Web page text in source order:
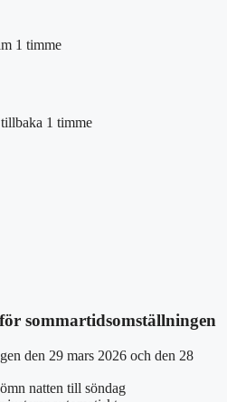
1 timme
1 timme
sommartidsomställningen
den 29 mars 2026 och den 28
natten till söndag